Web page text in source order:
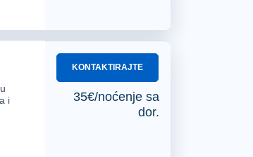
i
KONTAKTIRAJTE
35€/noćenje sa
dor.